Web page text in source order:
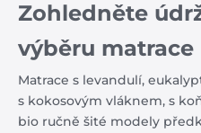
Zohledněte
výběru matrace
Matrace s levandulí,
s kokosovým vláknem, s
bio ručně šité modely